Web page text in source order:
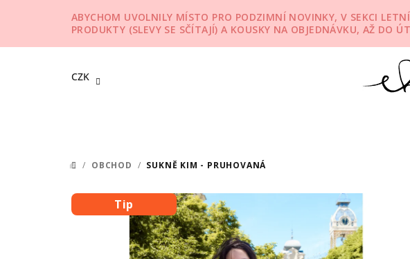
ABYCHOM UVOLNILY MÍSTO PRO PODZIMNÍ NOVINKY, V SEKCI
PRODUKTY (SLEVY SE SČÍTAJÍ) A KOUSKY NA OBJEDNÁVKU, AŽ DO
CZK
DOMŮ
/ OBCHOD / SUKNĚ KIM - PRUHOVANÁ
Tip